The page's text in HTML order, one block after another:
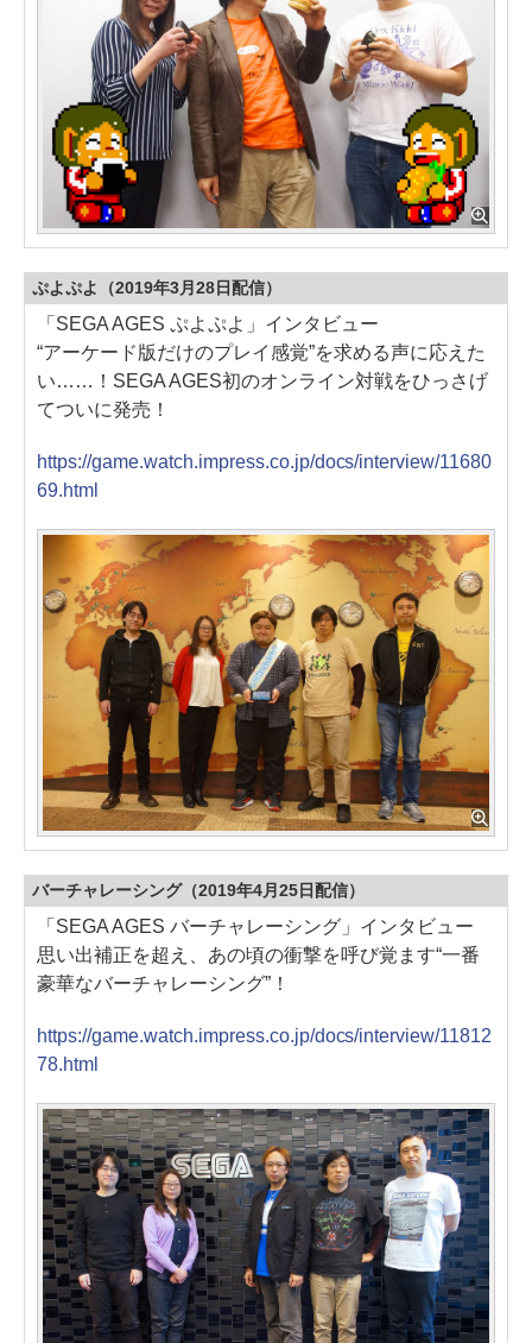
ぷよぷよ（2019年3月28日配信）
「SEGA AGES ぷよぷよ」インタビュー
“アーケード版だけのプレイ感覚”を求める声に応えた
い……！SEGA AGES初のオンライン対戦をひっさげ
てついに発売！
https://game.watch.impress.co.jp/docs/interview/11680
69.html
バーチャレーシング（2019年4月25日配信）
「SEGA AGES バーチャレーシング」インタビュー
思い出補正を超え、あの頃の衝撃を呼び覚ます“一番
豪華なバーチャレーシング”！
https://game.watch.impress.co.jp/docs/interview/11812
78.html